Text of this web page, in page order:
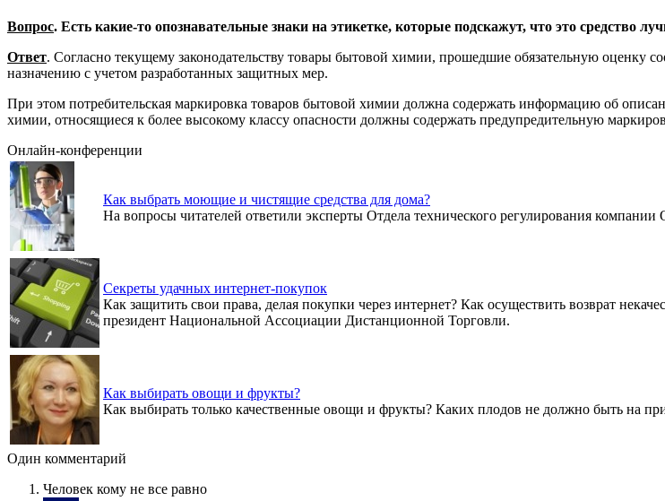
Вопрос. Есть какие-то опознавательные знаки на этикетке, которые подскажут, что это средство
Ответ. Согласно текущему законодательству товары бытовой химии, прошедшие обязательную оценку
назначению с учетом разработанных защитных мер.
При этом потребительская маркировка товаров бытовой химии должна содержать информацию об
химии, относящиеся к более высокому классу опасности должны содержать предупредительную
Онлайн-конференции
Как выбрать моющие и чистящие средства для дома?
На вопросы читателей ответили эксперты Отдела технического регулирования
Секреты удачных интернет-покупок
Как защитить свои права, делая покупки через интернет? Как осуществить возврат
президент Национальной Ассоциации Дистанционной Торговли.
Как выбирать овощи и фрукты?
Как выбирать только качественные овощи и фрукты? Каких плодов не должно быть на
Один комментарий
Человек кому не все равно